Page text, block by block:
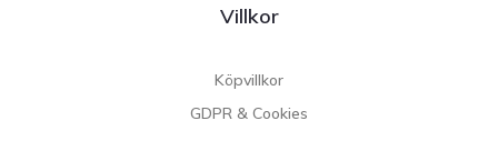
Villkor
Köpvillkor
GDPR & Cookies